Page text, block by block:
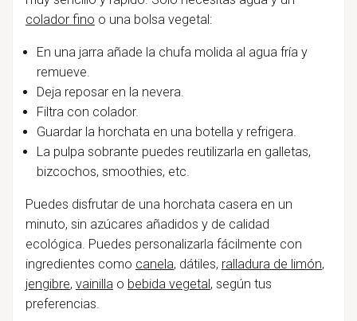
colador fino o una bolsa vegetal:
En una jarra añade la chufa molida al agua fría y
remueve.
Deja reposar en la nevera.
Filtra con colador.
Guardar la horchata en una botella y refrigera.
La pulpa sobrante puedes reutilizarla en galletas,
bizcochos, smoothies, etc.
Puedes disfrutar de una horchata casera en un
minuto, sin azúcares añadidos y de calidad
ecológica. Puedes personalizarla fácilmente con
ingredientes como canela, dátiles, ralladura de limón,
jengibre, vainillao bebida vegetal, según tus
preferencias.